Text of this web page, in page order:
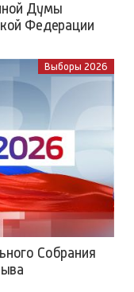
Думы
Федерации
Выборы 2026
Собрания